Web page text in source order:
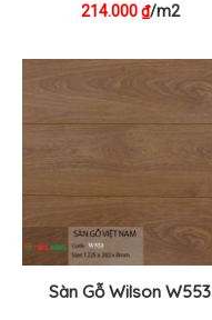
214.000₫/m2
Sàn Gỗ Wilson W553